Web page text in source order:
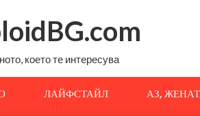
което те интересува
ЛАЙФСТАЙЛ АЗ,